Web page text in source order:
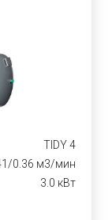
TIDY 4
0.36 м3/мин
3.0 кВт